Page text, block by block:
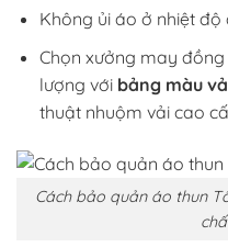
Không ủi áo ở nhiệt
Chọn xưởng may
lượng với bảng màu
thuật nhuộm vải cao
Cách bảo quản áo thun